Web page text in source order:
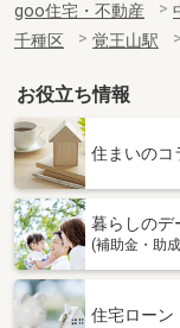
goo住宅・不動産
千種区
覚王山駅
お役立ち情報
住まいのコ
暮らしのデ
(補助金・助
住宅ローン